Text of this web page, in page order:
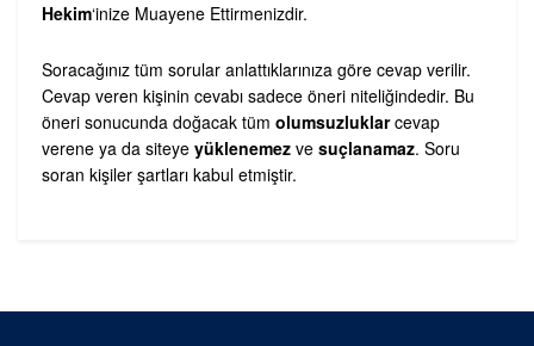
Hekim‘inize Muayene Ettirmenizdir.
Soracağınız tüm sorular anlattıklarınıza göre cevap verilir.
Cevap veren kişinin cevabı sadece öneri niteliğindedir. Bu
öneri sonucunda doğacak tüm olumsuzluklarcevap
verene ya da siteye yüklenemez ve suçlanamaz. Soru
soran kişiler şartları kabul etmiştir.